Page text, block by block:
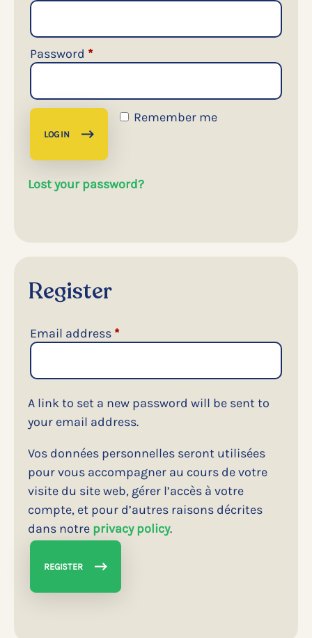
Password *Required
Remember me
LOG IN
Lost your password?
Register
Email address *Required
A link to set a new password will be sent to
your email address.
Vos données personnelles seront utilisées
pour vous accompagner au cours de votre
visite du site web, gérer l’accès à votre
compte, et pour d’autres raisons décrites
dans notre privacy policy.
REGISTER